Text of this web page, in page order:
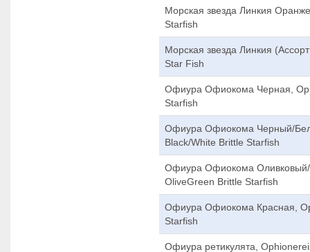
Морская звезда Линкия
Starfish
Морская звезда Линкия
Star Fish
Офиура Офиокома Черная,
Starfish
Офиура Офиокома Черный/
Black/White Brittle Starfish
Офиура Офиокома
OliveGreen Brittle Starfish
Офиура Офиокома Красная,
Starfish
Офиура ретикулята,